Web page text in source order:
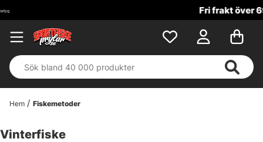
Hem Fiskemetoder
Vinterfiske